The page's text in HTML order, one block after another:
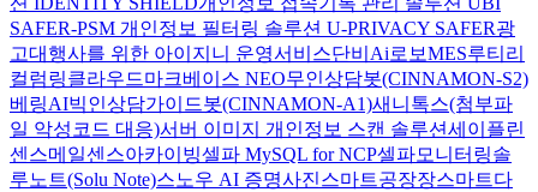
SAFER-PSM 개인정보 필터링 솔루션 U-PRIVACY SAFER광
고대행사를 위한 아이지니 운영서비스단비Ai로보MES루티 리
컬럼링클라우드마크베이스 NEO무인상담봇(CINNAMON-S2)
베링AI빅인상담가이드봇(CINNAMON-A1)새니톡스(첨부파
일 악성코드 대응)서버 이미지 개인정보 스캔 솔루션세이플린
센스메일센스아카이빙셀파 MySQL for NCP셀파모니터링솔
루노트(Solu Note)스노우 AI 증명사진스마트공장장스마트다